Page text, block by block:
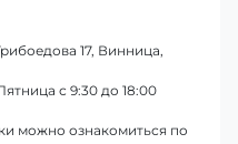
17, Винница,
с 9:30 до 18:00
можно ознакомиться по